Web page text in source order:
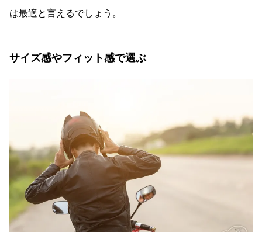
は最適と言えるでしょう。
サイズ感やフィット感で選ぶ